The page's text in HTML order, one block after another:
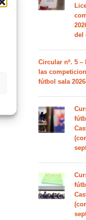
del
Circular nº. 5 –
las
fútbol sala